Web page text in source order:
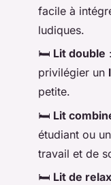
facile à
ludiques.
🛏️ Lit double
privilégier un
petite.
🛏️ Lit
étudiant ou
travail et de
🛏️ Lit de